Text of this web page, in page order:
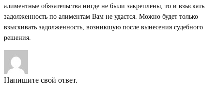
алиментные обязательства нигде не были закреплены, то и взыскать
задолженность по алиментам Вам не удастся. Можно будет только
взыскивать задолженность, возникшую после вынесения судебного
решения.
Напишите свой ответ.